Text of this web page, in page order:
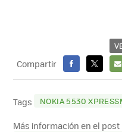
Compartir
FACEBOOK
X
E-
Tags NOKIA 5530
Más información en el post